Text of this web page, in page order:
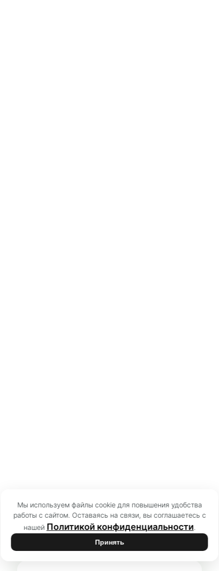
Мы используем файлы cookie для повышения удобства
работы с сайтом. Оставаясь на связи, вы соглашаетесь с
нашей Политикой конфиденциальности.
Принять